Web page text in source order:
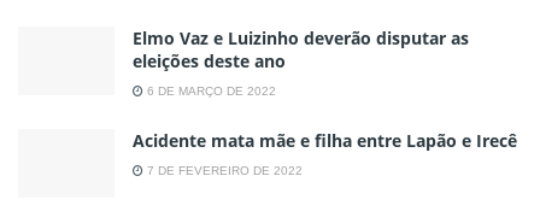
Elmo Vaz e Luizinho deverão disputar as
eleições deste ano
6 DE MARÇO DE 2022
Acidente mata mãe e filha entre Lapão e Irecê
7 DE FEVEREIRO DE 2022